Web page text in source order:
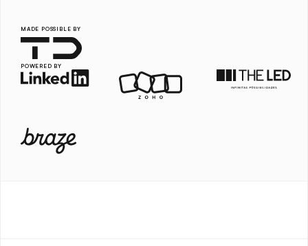
MADE POSSIBLE BY
POWERED BY